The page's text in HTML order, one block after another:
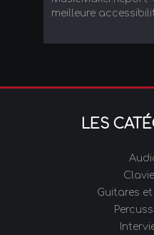
meilleure
LES
Guitares